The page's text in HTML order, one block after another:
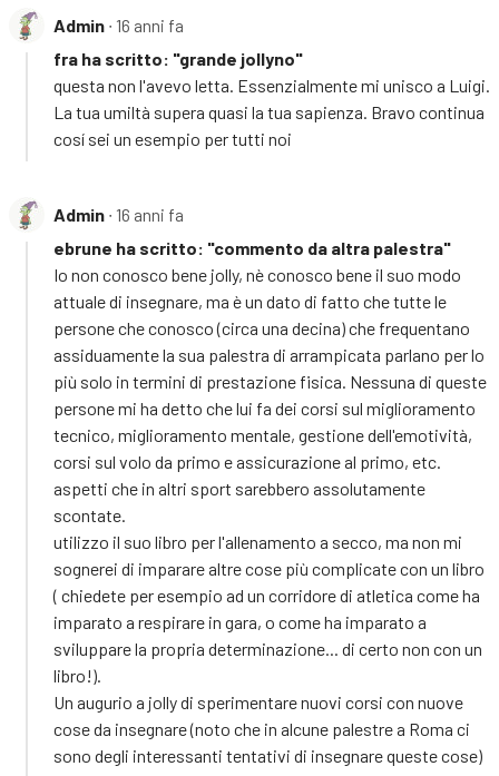
Admin ∙ 16 anni fa
fra ha scritto: "grande jollyno"
questa non l'avevo letta. Essenzialmente mi unisco a Luigi.
La tua umiltà supera quasi la tua sapienza. Bravo continua
cosí sei un esempio per tutti noi
Admin ∙ 16 anni fa
ebrune ha scritto: "commento da altra palestra"
Io non conosco bene jolly, nè conosco bene il suo modo
attuale di insegnare, ma è un dato di fatto che tutte le
persone che conosco (circa una decina) che frequentano
assiduamente la sua palestra di arrampicata parlano per lo
più solo in termini di prestazione fisica. Nessuna di queste
persone mi ha detto che lui fa dei corsi sul miglioramento
tecnico, miglioramento mentale, gestione dell'emotività,
corsi sul volo da primo e assicurazione al primo, etc.
aspetti che in altri sport sarebbero assolutamente
scontate.
utilizzo il suo libro per l'allenamento a secco, ma non mi
sognerei di imparare altre cose più complicate con un libro
( chiedete per esempio ad un corridore di atletica come ha
imparato a respirare in gara, o come ha imparato a
sviluppare la propria determinazione... di certo non con un
libro!).
Un augurio a jolly di sperimentare nuovi corsi con nuove
cose da insegnare (noto che in alcune palestre a Roma ci
sono degli interessanti tentativi di insegnare queste cose)